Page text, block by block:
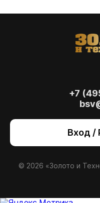
+7
Вход /
© 2026 «Золото и
также для
сайт, вы даете